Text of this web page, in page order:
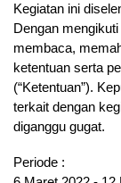
Kegiatan ini
Dengan
membaca,
ketentuan serta
(“Ketentuan”).
terkait dengan
diganggu gugat.
Periode :